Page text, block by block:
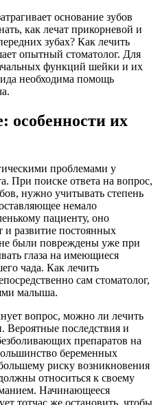
основание зубов
как лечат прикорневой и
зубах? Как лечить
опытный стоматолог. Для
функций шейки и их
необходима помощь
особенности их
проблемами у
При поиске ответа на вопрос,
нужно учитывать степень
немало
пациенту, оно
и развитие постоянных
были повреждены уже при
глаза на имеющиеся
чада. Как лечить
сам стоматолог,
малыша.
вопрос, можно ли лечить
Вероятные последствия и
препаратов на
беременных
риску возникновения
относиться к своему
Начинающееся
тотчас же остановить, чтобы